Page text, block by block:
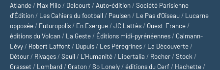
Atlande / Max Milo / Delcourt / Auto-édition /Société Parisienne
d'Édition / Les Cahiers du football / Paulsen / Le Pas d’Oiseau / Lucarne
opposée / Futuropolis / En Exergue /JC Lattès / Ouest-France /
éditions du Volcan / La Geste / Éditions midi-pyrénéennes / Calmann-
Lévy / Robert Laffont / Dupuis / Les Pérégrines / La Découverte /
Détour / Rivages /Seuil / L'Humanité / Libertalia / Rocher /Stock /
Grasset / Lombard / Graton /So Lonely /éditions du Cerf / Hachette /